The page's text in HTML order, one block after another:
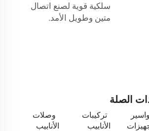
سلكية قوية لصنع اتصال
متين وطويل الأمد.
الصلة
تركيبات
الأنابيب
وصلات
الأنابيب